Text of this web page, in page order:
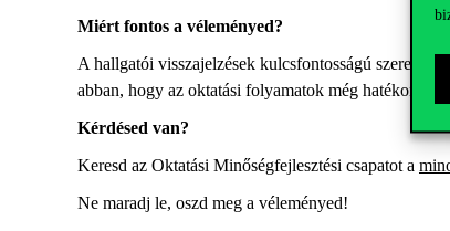
Miért fontos a véleményed?
A hallgatói visszajelzések kulcsfontosságú szerepet
abban, hogy az oktatási folyamatok még
Kérdésed van?
Keresd az Oktatási Minőségfejlesztési csapatot a
Ne maradj le, oszd meg a véleményed!